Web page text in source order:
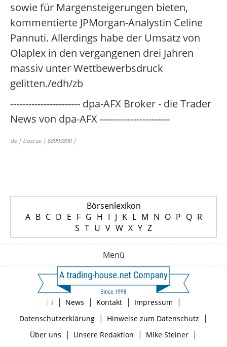
sowie für Margensteigerungen bieten,
kommentierte JPMorgan-Analystin Celine
Pannuti. Allerdings habe der Umsatz von
Olaplex in den vergangenen drei Jahren
massiv unter Wettbewerbsdruck
gelitten./edh/zb
----------------------- dpa-AFX Broker - die Trader
News von dpa-AFX -----------------------
de | boerse | 68993890 |
Börsenlexikon
A B C D E F G H I J K L M N O P Q R
S T U V W X Y Z
Menü
| i | News | Kontakt | Impressum |
Datenschutzerklärung| Hinweise zum Datenschutz |
Über uns | Unsere Redaktion | Mike Steiner|